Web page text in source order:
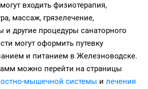
входить физиотерапия,
массаж, грязелечение,
другие процедуры санаторного
могут оформить путевку
и питанием в Железноводске.
можно перейти на страницы
мышечной системы и лечения